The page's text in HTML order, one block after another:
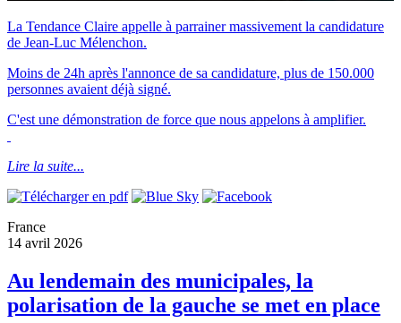
La Tendance Claire appelle à parrainer massivement la candidature
de Jean-Luc Mélenchon.
Moins de 24h après l'annonce de sa candidature, plus de 150.000
personnes avaient déjà signé.
C'est une démonstration de force que nous appelons à amplifier.
Lire la suite...
France
14 avril 2026
Au lendemain des municipales, la
polarisation de la gauche se met en place